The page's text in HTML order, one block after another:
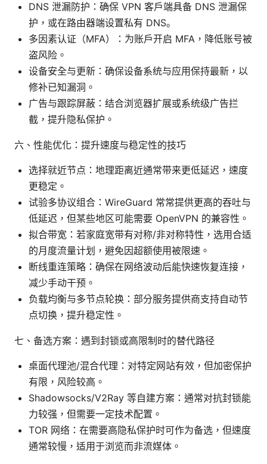
DNS 泄漏防护：确保 VPN 客户端具备 DNS 泄漏保
护，或在路由器端设置私有 DNS。
多因素认证（MFA）：为账户开启 MFA，降低账号被
盗风险。
设备安全与更新：确保设备系统与应用保持最新，以
修补已知漏洞。
广告与跟踪屏蔽：结合浏览器扩展或系统级广告拦
截，提升隐私保护。
六、性能优化：提升速度与稳定性的技巧
选择就近节点：地理距离近通常带来更低延迟，速度
更稳定。
试验多协议组合：WireGuard 常常提供更高的吞吐与
低延迟，但某些地区可能需要 OpenVPN 的兼容性。
拟合带宽：若家庭宽带有对称/非对称特性，选用合适
的月度流量计划，避免因超额使用被限速。
断线重连策略：确保在网络波动后能快速恢复连接，
减少手动干预。
负载均衡与多节点轮换：部分服务提供商支持自动节
点切换，提升稳定性。
七、备选方案：遇到封锁或高限制时的替代路径
桌面代理池/混合代理：对特定网站有效，但加密保护
有限，风险较高。
Shadowsocks/V2Ray 等自建方案：通常对抗封锁能
力较强，但需要一定技术配置。
TOR 网络：在需要高隐私保护时可作为备选，但速度
通常较慢，适用于浏览而非流媒体。